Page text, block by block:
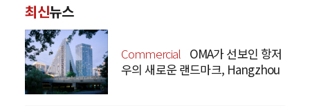
최신뉴스
Commercial OMA가 선보인 항저
우의 새로운 랜드마크, Hangzhou